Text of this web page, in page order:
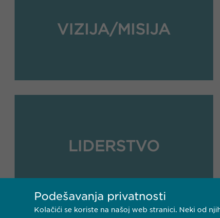
VIZIJA/MISIJA
LIDERSTVO
Podešavanja privatnosti
Kolačići se koriste na našoj web stranici. Neki od